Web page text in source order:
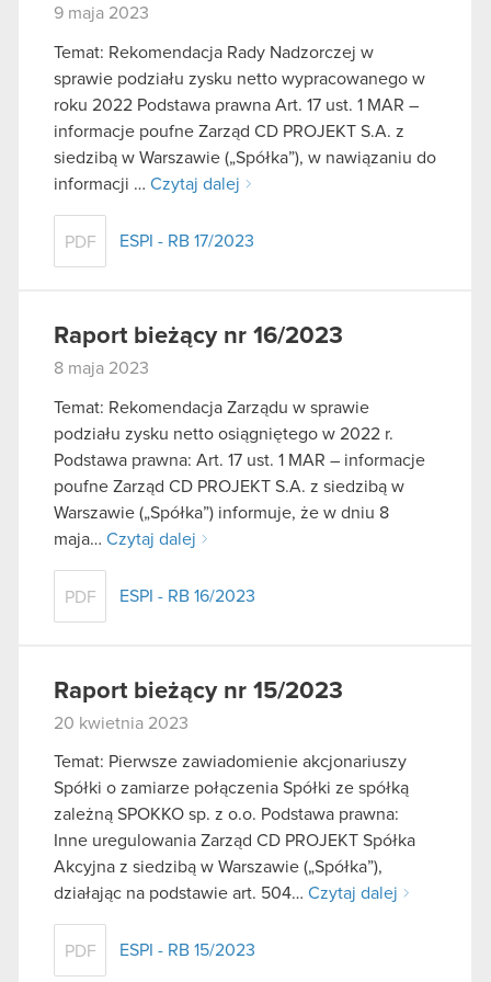
9 maja 2023
Temat: Rekomendacja Rady Nadzorczej w
sprawie podziału zysku netto wypracowanego w
roku 2022 Podstawa prawna Art. 17 ust. 1 MAR –
informacje poufne Zarząd CD PROJEKT S.A. z
siedzibą w Warszawie („Spółka”), w nawiązaniu do
informacji … Czytaj dalej
PDF ESPI - RB 17/2023
Raport bieżący nr 16/2023
8 maja 2023
Temat: Rekomendacja Zarządu w sprawie
podziału zysku netto osiągniętego w 2022 r.
Podstawa prawna: Art. 17 ust. 1 MAR – informacje
poufne Zarząd CD PROJEKT S.A. z siedzibą w
Warszawie („Spółka”) informuje, że w dniu 8
maja… Czytaj dalej
PDF ESPI - RB 16/2023
Raport bieżący nr 15/2023
20 kwietnia 2023
Temat: Pierwsze zawiadomienie akcjonariuszy
Spółki o zamiarze połączenia Spółki ze spółką
zależną SPOKKO sp. z o.o. Podstawa prawna:
Inne uregulowania Zarząd CD PROJEKT Spółka
Akcyjna z siedzibą w Warszawie („Spółka”),
działając na podstawie art. 504… Czytaj dalej
PDF ESPI - RB 15/2023